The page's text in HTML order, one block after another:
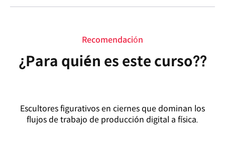
Recomendación
¿Para quién es este curso??
Escultores figurativos en ciernes que dominan los
flujos de trabajo de producción digital a física.